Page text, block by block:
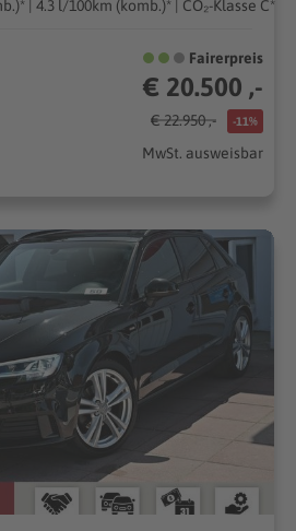
| 4.3 l/100km (komb.)* | CO₂-Klasse C*
Fairerpreis
€ 20.500 ,-
€ 22.950 ,- -11%
MwSt. ausweisbar